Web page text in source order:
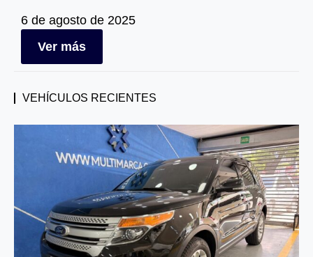
6 de agosto de 2025
Ver más
VEHÍCULOS RECIENTES